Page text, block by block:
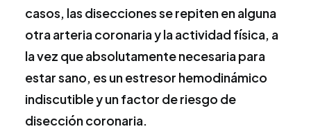
casos, las disecciones se repiten en alguna
otra arteria coronaria y la actividad física, a
la vez que absolutamente necesaria para
estar sano, es un estresor hemodinámico
indiscutible y un factor de riesgo de
disección coronaria.